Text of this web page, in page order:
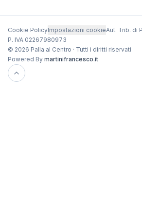
Cookie PolicyImpostazioni cookieAut. Trib. di
P. IVA 02267980973
© 2026 Palla al Centro · Tutti i diritti riservati
Powered By martinifrancesco.it